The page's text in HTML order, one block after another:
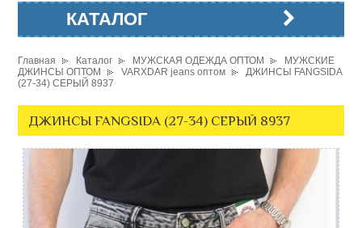
КАТАЛОГ
Главная Каталог МУЖСКАЯ ОДЕЖДА ОПТОМ
МУЖСКИЕ
ДЖИНСЫ ОПТОМ
VARXDAR jeans оптом
ДЖИНСЫ FANGSIDA
(27-34) СЕРЫЙ 8937
ДЖИНСЫ FANGSIDA (27-34) СЕРЫЙ 8937